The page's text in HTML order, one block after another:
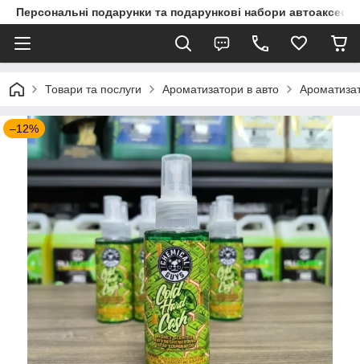
Персональні подарунки та подарункові набори
Товари та послуги Ароматизатори в авто
–12%